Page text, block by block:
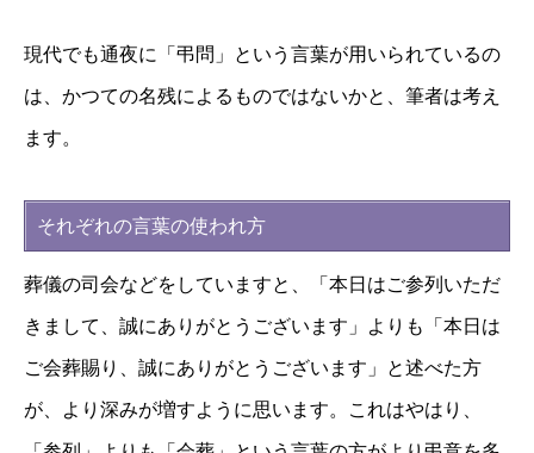
現代でも通夜に「弔問」という言葉が用いられているの
は、かつての名残によるものではないかと、筆者は考え
ます。
それぞれの言葉の使われ方
葬儀の司会などをしていますと、「本日はご参列いただ
きまして、誠にありがとうございます」よりも「本日は
ご会葬賜り、誠にありがとうございます」と述べた方
が、より深みが増すように思います。これはやはり、